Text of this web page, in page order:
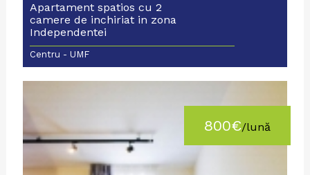
Apartament spatios cu 2
camere de inchiriat in zona
Independentei
Centru - UMF
800€/lună